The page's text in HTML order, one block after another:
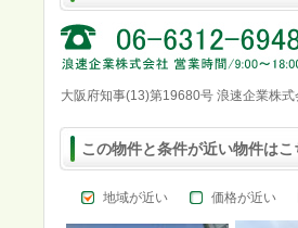
大阪府知事(13)第19680号 浪速企業株
この物件と条件が近い物件はこ
地域が近い 価格が近い